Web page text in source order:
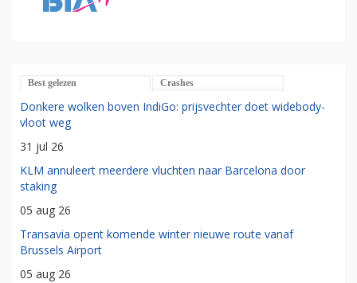
Best gelezen Crashes
Donkere wolken boven IndiGo: prijsvechter doet widebody-
vloot weg
31 jul 26
KLM annuleert meerdere vluchten naar Barcelona door
staking
05 aug 26
Transavia opent komende winter nieuwe route vanaf
Brussels Airport
05 aug 26